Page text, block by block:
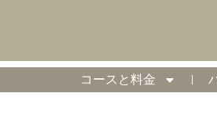
コースと料金